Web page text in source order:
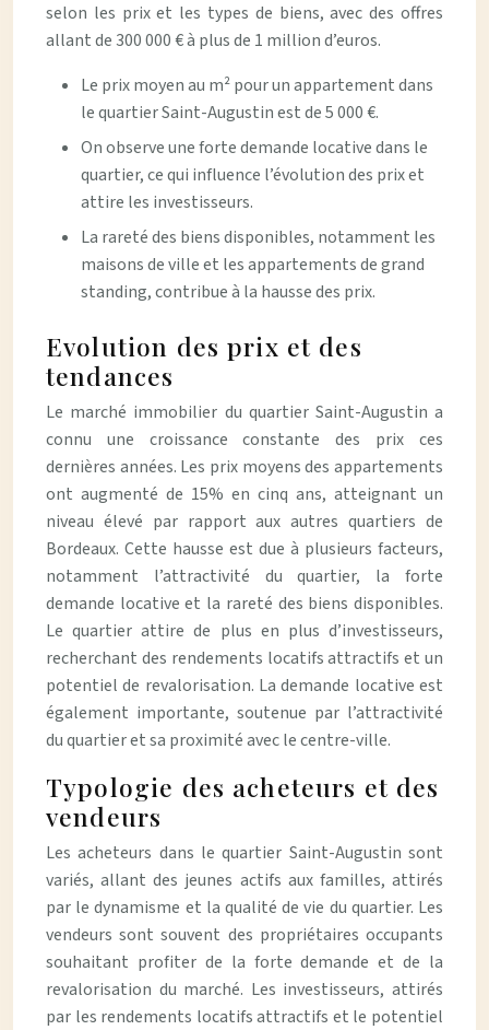
selon les prix et les types de biens, avec des offres
allant de 300 000 € à plus de 1 million d’euros.
Le prix moyen au m² pour un appartement dans
le quartier Saint-Augustin est de 5 000 €.
On observe une forte demande locative dans le
quartier, ce qui influence l’évolution des prix et
attire les investisseurs.
La rareté des biens disponibles, notamment les
maisons de ville et les appartements de grand
standing, contribue à la hausse des prix.
Evolution des prix et des
tendances
Le marché immobilier du quartier Saint-Augustin a
connu une croissance constante des prix ces
dernières années. Les prix moyens des appartements
ont augmenté de 15% en cinq ans, atteignant un
niveau élevé par rapport aux autres quartiers de
Bordeaux. Cette hausse est due à plusieurs facteurs,
notamment l’attractivité du quartier, la forte
demande locative et la rareté des biens disponibles.
Le quartier attire de plus en plus d’investisseurs,
recherchant des rendements locatifs attractifs et un
potentiel de revalorisation. La demande locative est
également importante, soutenue par l’attractivité
du quartier et sa proximité avec le centre-ville.
Typologie des acheteurs et des
vendeurs
Les acheteurs dans le quartier Saint-Augustin sont
variés, allant des jeunes actifs aux familles, attirés
par le dynamisme et la qualité de vie du quartier. Les
vendeurs sont souvent des propriétaires occupants
souhaitant profiter de la forte demande et de la
revalorisation du marché. Les investisseurs, attirés
par les rendements locatifs attractifs et le potentiel